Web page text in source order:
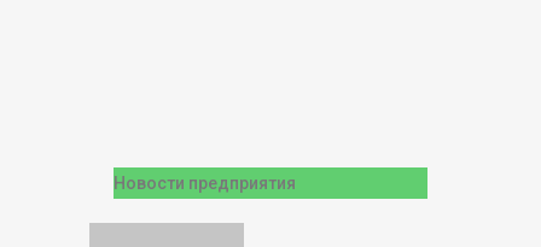
Новости предприятия